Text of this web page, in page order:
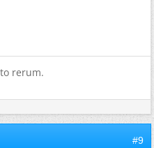
rerum.
#9